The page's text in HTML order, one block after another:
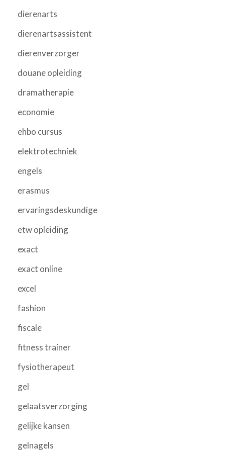
dierenarts
dierenartsassistent
dierenverzorger
douane opleiding
dramatherapie
economie
ehbo cursus
elektrotechniek
engels
erasmus
ervaringsdeskundige
etw opleiding
exact
exact online
excel
fashion
fiscale
fitness trainer
fysiotherapeut
gel
gelaatsverzorging
gelijke kansen
gelnagels